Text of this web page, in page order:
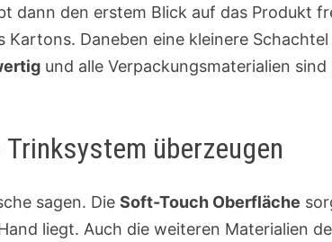
dann den erstem Blick auf das Produkt
Daneben eine kleinere
und alle Verpackungsmaterialien
überzeugen
sagen. Die Soft-Touch Oberfläche
liegt. Auch die weiteren Materialien